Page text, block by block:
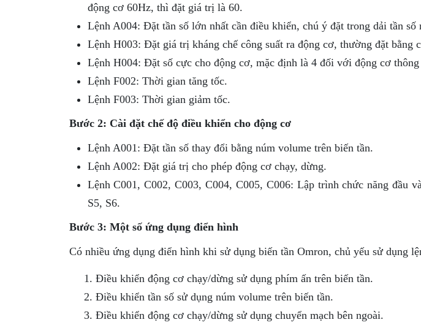
động cơ 60Hz, thì đặt giá trị là 60.
Lệnh A004: Đặt tần số lớn nhất cần điều khiển, chú ý đặt trong dải tần số
Lệnh H003: Đặt giá trị kháng chế công suất ra động cơ, thường đặt bằng
Lệnh H004: Đặt số cực cho động cơ, mặc định là 4 đối với động cơ
Lệnh F002: Thời gian tăng tốc.
Lệnh F003: Thời gian giảm tốc.
Bước 2: Cài đặt chế độ điều khiển cho động cơ
Lệnh A001: Đặt tần số thay đổi bằng núm volume trên biến tần.
Lệnh A002: Đặt giá trị cho phép động cơ chạy, dừng.
Lệnh C001, C002, C003, C004, C005, C006: Lập trình chức năng đầu
S5, S6.
Bước 3: Một số ứng dụng điển hình
Có nhiều ứng dụng điển hình khi sử dụng biến tần Omron, chủ yếu sử dụng
Điều khiển động cơ chạy/dừng sử dụng phím ấn trên biến tần.
Điều khiển tần số sử dụng núm volume trên biến tần.
Điều khiển động cơ chạy/dừng sử dụng chuyển mạch bên ngoài.